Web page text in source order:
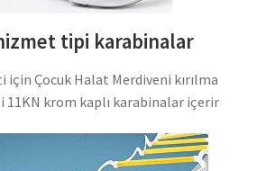
tipi karabinalar
için Çocuk Halat Merdiveni kırılma
11KN krom kaplı karabinalar içerir